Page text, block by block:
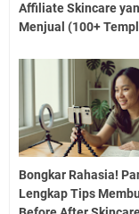
Affiliate Skincare
Menjual (100+
Bongkar Rahasia!
Lengkap Tips